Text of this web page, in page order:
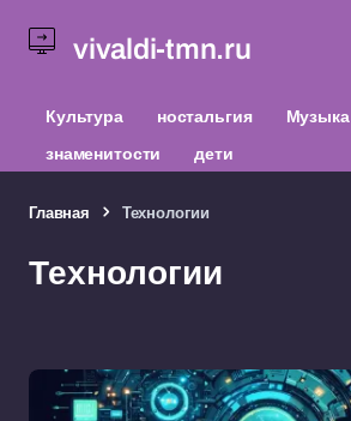
vivaldi-tmn.ru
Культура ностальгия
Музыка
знаменитости
дети
Главная Технологии
Технологии